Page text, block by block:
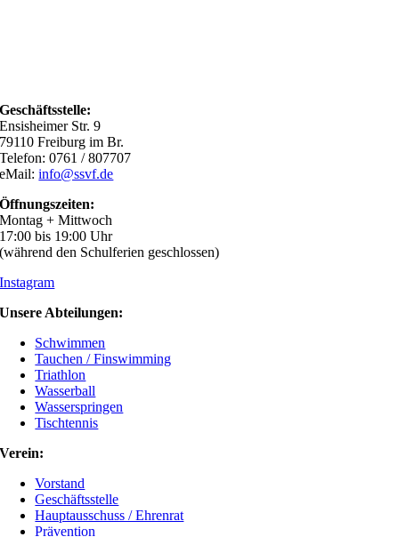
Geschäftsstelle:
Ensisheimer Str. 9
79110 Freiburg im Br.
Telefon: 0761 / 807707
eMail:info@ssvf.de
Öffnungszeiten:
Montag + Mittwoch
17:00 bis 19:00 Uhr
(während den Schulferien geschlossen)
Instagram
Unsere Abteilungen:
Schwimmen
Tauchen / Finswimming
Triathlon
Wasserball
Wasserspringen
Tischtennis
Verein:
Vorstand
Geschäftsstelle
Hauptausschuss / Ehrenrat
Prävention